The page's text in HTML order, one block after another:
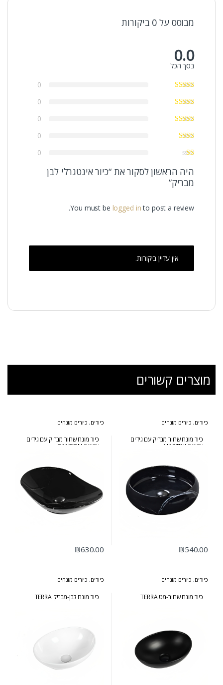
מבוסס על 0 ביקורות
0.0
בסך הכל
0
0
0
0
0
היה הראשון לסקור את “כיור אינטגרלי לבן
מבריק”
You must be logged into post a review.
אין עדיין ביקורות.
מוצרים קשורים
כיורים, כיורים מונחים
כיור מונח שחור מבריק עם גידים
עדינים MARTINI
₪540.00
כיורים, כיורים מונחים
כיור מונח שחור מבריק עם גידים
עדינים BANTON
₪630.00
כיורים, כיורים מונחים
כיור מונח שחור-מט TERRA
כיורים, כיורים מונחים
כיור מונח לבן-מבריק TERRA